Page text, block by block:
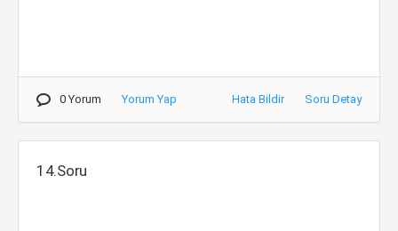
0 Yorum Yorum Yap Hata Bildir Soru Detay
14.Soru